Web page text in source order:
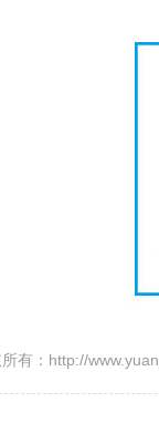
所有：http://